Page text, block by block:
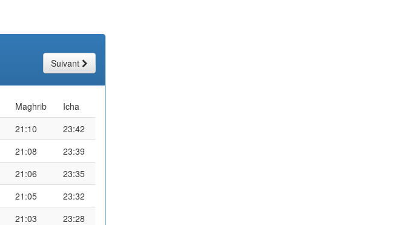
Suivant
Maghrib
Icha
21:10
23:42
21:08
23:39
21:06
23:35
21:05
23:32
21:03
23:28